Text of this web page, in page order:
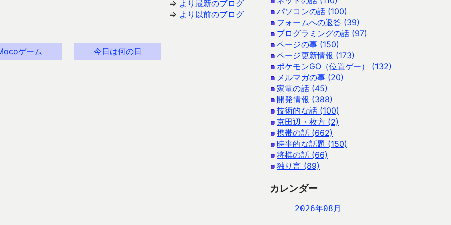
⇒ より最新のブログ
⇒ より以前のブログ
ゲーム 今日は何の日
パソコンの話 (100)
フォームへの返答 (39)
プログラミングの話 (97)
ページの事 (150)
ページ更新情報 (173)
ポケモンGO（位置ゲー） (132)
メルマガの事 (20)
家電の話 (45)
開発情報 (388)
技術的な話 (100)
京田辺・枚方 (2)
携帯の話 (662)
時事的な話題 (150)
将棋の話 (66)
独り言 (89)
カレンダー
2026年08月